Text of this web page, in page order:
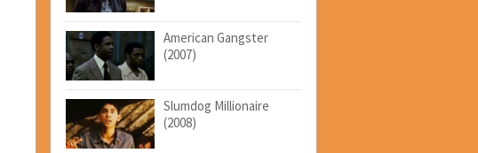
American Gangster
(2007)
Slumdog Millionaire
(2008)